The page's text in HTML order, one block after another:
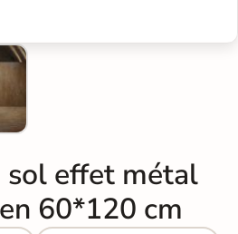
sol effet métal
60*120 cm